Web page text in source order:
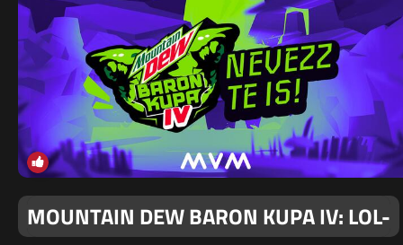
MOUNTAIN DEW BARON KUPA IV: LOL-